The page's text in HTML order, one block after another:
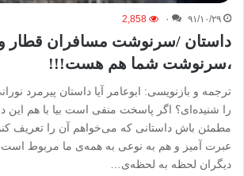
۹۱/۱۰/۲۹ ۰ 2,858
داستان /سرنوشت مسافران قطار و
،سرنوشت شما هم هست!!!
ترجمه‌ و بازنویسی: ابوعامر آیا داستان پیرمرد
را شنیده‌ای؟ اگر پاسخت منفی است بیا با هم این
مطمئن باش داستانی که می‌خواهم آن را تعریف
عبرت آمیز و هم به نوعی به همه‌ی ما مربوط
دیگران لحظه به لحظه‌ی…